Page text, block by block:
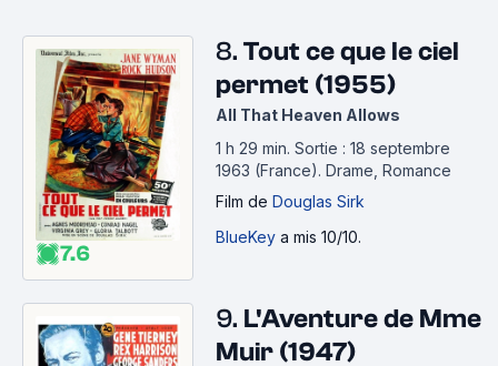
7.6
8. Tout ce que le ciel
permet (1955)
All That Heaven Allows
1 h 29 min. Sortie : 18 septembre
1963 (France). Drame, Romance
Film de Douglas Sirk
BlueKey a mis 10/10.
9. L'Aventure de Mme
Muir (1947)